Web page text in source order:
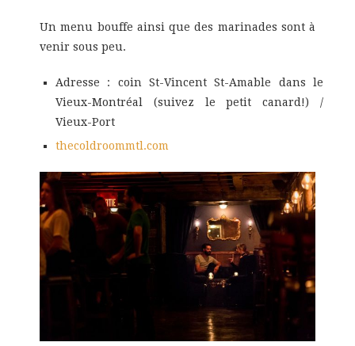
Un menu bouffe ainsi que des marinades sont à
venir sous peu.
Adresse : coin St-Vincent St-Amable dans le
Vieux-Montréal (suivez le petit canard!) /
Vieux-Port
thecoldroommtl.com